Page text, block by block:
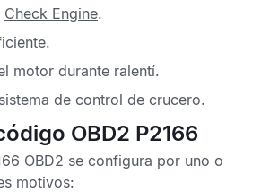
Check Engine.
motor durante ralentí.
de control de crucero.
OBD2 P2166
OBD2 se configura por uno o
motivos: